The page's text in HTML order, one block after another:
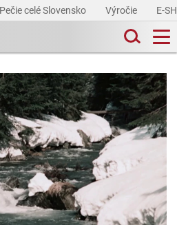
Pečie celé Slovensko Výročie E-